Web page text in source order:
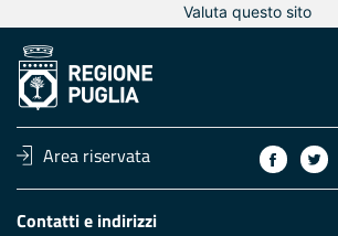
Valuta questo sito
Area riservata
Contatti e indirizzi